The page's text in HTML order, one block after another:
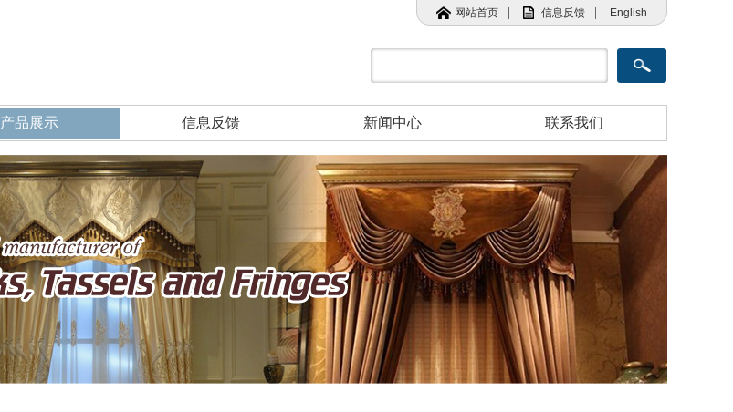
网站首页 信息反馈 English
产品展示 信息反馈 新闻中心 联系我们